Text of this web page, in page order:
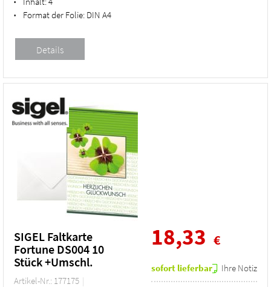
• Format der Folie: DIN A4
SIGEL Faltkarte
Fortune DS004 10
Stück +Umschl.
Artikel-Nr.: 177175
18,33 €
sofort lieferbar Ihre Notiz